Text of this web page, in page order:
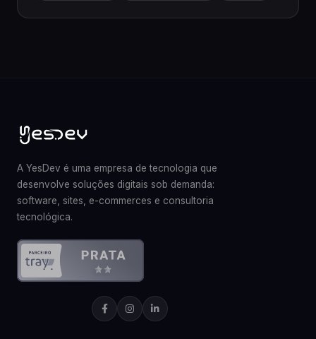
A YesDev é uma empresa de tecnologia que
desenvolve soluções digitais sob demanda:
software, sites, e-commerces e consultoria
tecnológica.